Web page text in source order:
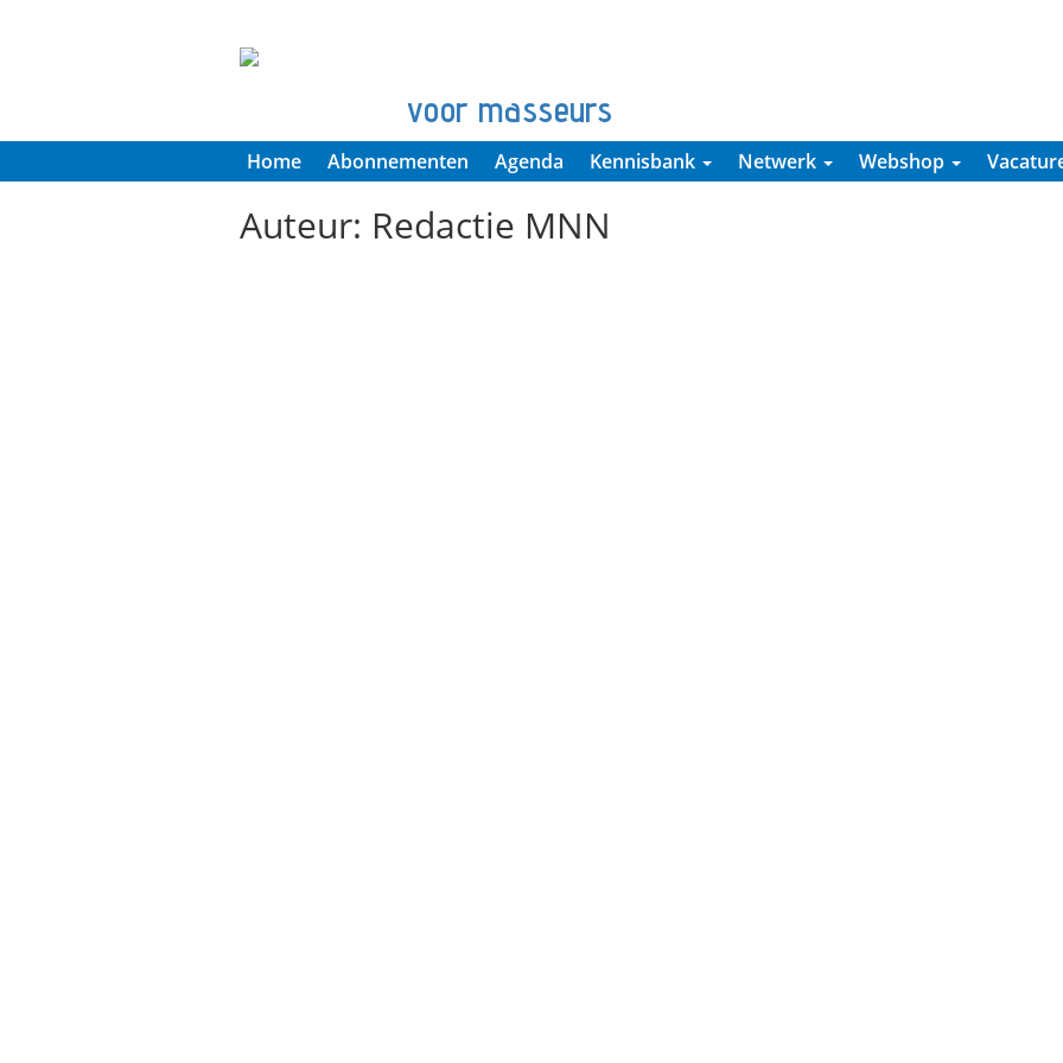
voor masseurs
Home Abonnementen Agenda Kennisbank Netwerk Webshop
Auteur: Redactie MNN